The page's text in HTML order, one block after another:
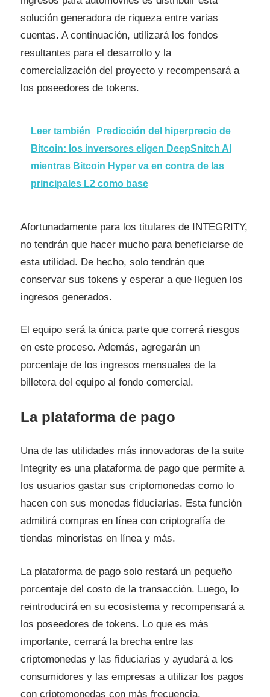
solución generadora de riqueza entre varias
cuentas. A continuación, utilizará los fondos
resultantes para el desarrollo y la
comercialización del proyecto y recompensará a
los poseedores de tokens.
Leer también
Predicción del hiperprecio de
Bitcoin: los inversores eligen DeepSnitch AI
mientras Bitcoin Hyper va en contra de las
principales L2 como base
Afortunadamente para los titulares de INTEGRITY,
no tendrán que hacer mucho para beneficiarse de
esta utilidad. De hecho, solo tendrán que
conservar sus tokens y esperar a que lleguen los
ingresos generados.
El equipo será la única parte que correrá riesgos
en este proceso. Además, agregarán un
porcentaje de los ingresos mensuales de la
billetera del equipo al fondo comercial.
La plataforma de pago
Una de las utilidades más innovadoras de la suite
Integrity es una plataforma de pago que permite a
los usuarios gastar sus criptomonedas como lo
hacen con sus monedas fiduciarias. Esta función
admitirá compras en línea con criptografía de
tiendas minoristas en línea y más.
La plataforma de pago solo restará un pequeño
porcentaje del costo de la transacción. Luego, lo
reintroducirá en su ecosistema y recompensará a
los poseedores de tokens. Lo que es más
importante, cerrará la brecha entre las
criptomonedas y las fiduciarias y ayudará a los
consumidores y las empresas a utilizar los pagos
con criptomonedas con más frecuencia.